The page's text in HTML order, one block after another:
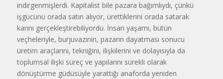
indirgenmişlerdi. Kapitalist bile pazara bağımlıydı, çünkü
işgücünü orada satın alıyor, ürettiklerini orada satarak
karını gerçekleştirebiliyordu. İnsan yaşamı, bütün
veçheleriyle, burjuvazinin, pazarın dayatması sonucu
üretim araçlarını, tekniğini, ilişkilerini ve dolayısıyla da
toplumsal ilişki süreç ve yapılarını sürekli olarak
dönüştürme güdüsüyle yarattığı anaforda yeniden